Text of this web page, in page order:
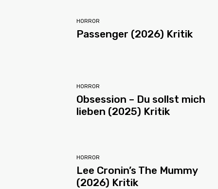
HORROR
Passenger (2026) Kritik
HORROR
Obsession – Du sollst mich
lieben (2025) Kritik
HORROR
Lee Cronin’s The Mummy
(2026) Kritik